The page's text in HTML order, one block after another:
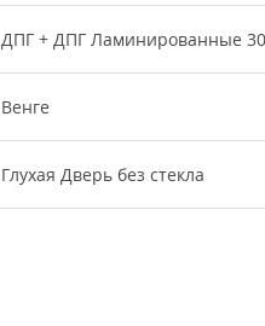
ДПГ + ДПГ Ламинированные
Венге
Глухая Дверь без стекла